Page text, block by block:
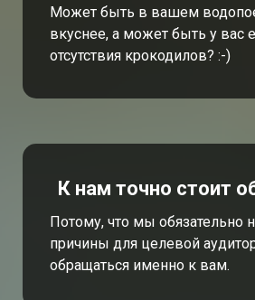
Может быть в вашем
вкуснее, а может быть у вас
отсутствия крокодилов? :-)
К нам точно стоит
Потому, что мы обязательно
причины для целевой
обращаться именно к вам.